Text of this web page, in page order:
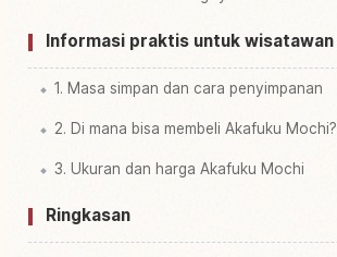
Informasi praktis untuk wisatawan
1. Masa simpan dan cara penyimpanan
2. Di mana bisa membeli Akafuku Mochi?
3. Ukuran dan harga Akafuku Mochi
Ringkasan